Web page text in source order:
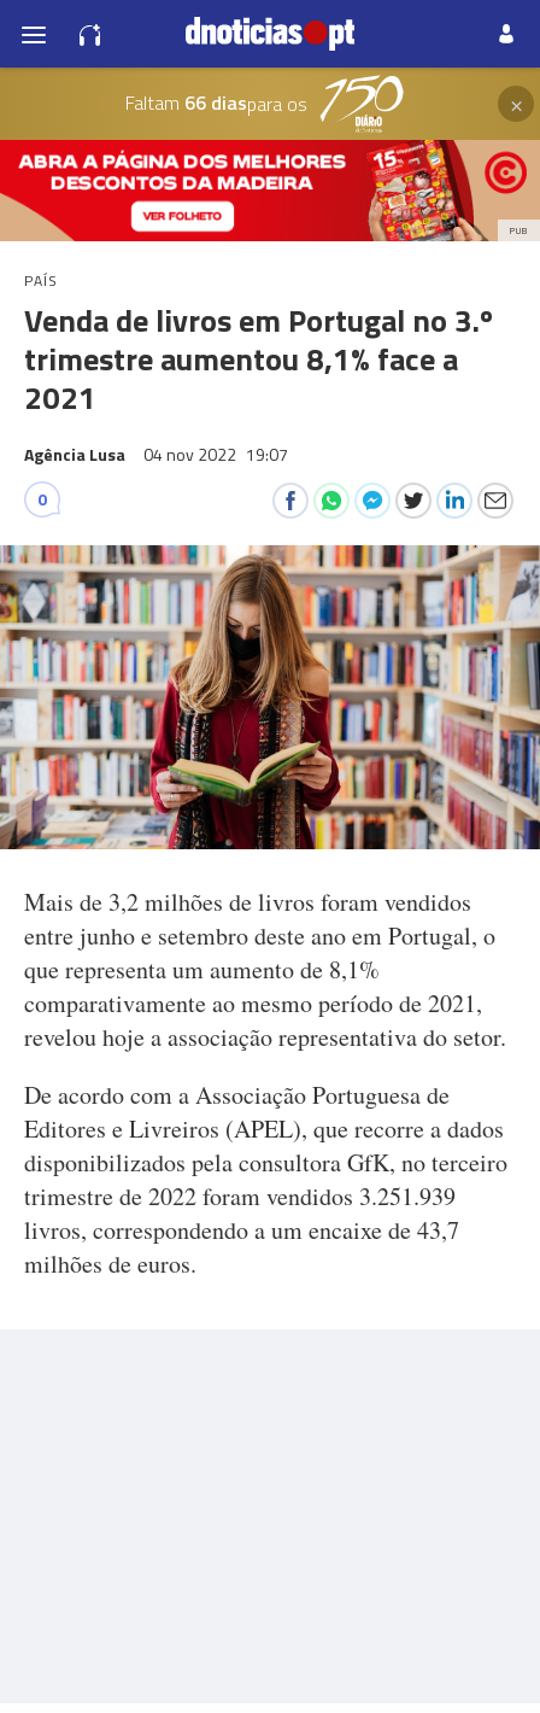
Faltam 66 diaspara os ×
PUB
PAÍS
Venda de livros em Portugal no 3.º
trimestre aumentou 8,1% face a
2021
Agência Lusa 04 nov 2022 19:07
0
Mais de 3,2 milhões de livros foram vendidos
entre junho e setembro deste ano em Portugal, o
que representa um aumento de 8,1%
comparativamente ao mesmo período de 2021,
revelou hoje a associação representativa do setor.
De acordo com a Associação Portuguesa de
Editores e Livreiros (APEL), que recorre a dados
disponibilizados pela consultora GfK, no terceiro
trimestre de 2022 foram vendidos 3.251.939
livros, correspondendo a um encaixe de 43,7
milhões de euros.